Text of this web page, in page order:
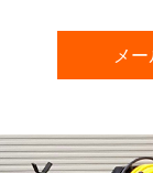
メ